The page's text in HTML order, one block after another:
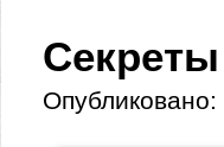
Опубликовано: